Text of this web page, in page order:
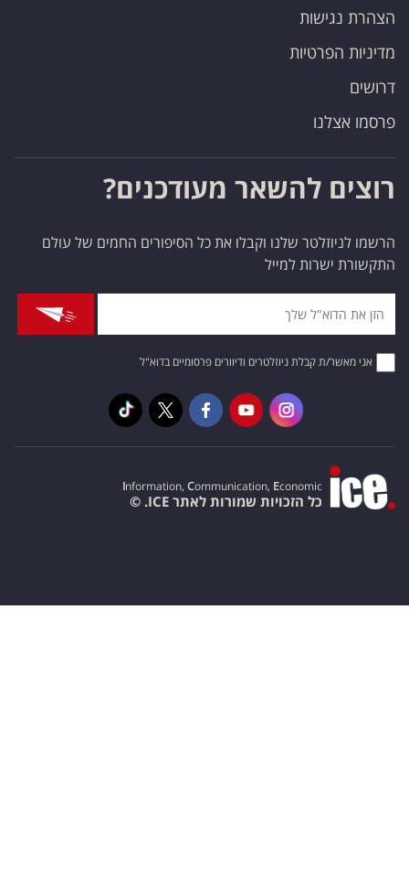
הצהרת נגישות
מדיניות הפרטיות
דרושים
פרסמו אצלנו
רוצים להשאר מעודכנים?
הרשמו לניוזלטר שלנו וקבלו את כל הסיפורים החמים של עולם
התקשורת ישרות למייל
אני מאשר/ת קבלת ניוזלטרים ודיוורים פרסומיים בדוא"ל
Information, Communication, Economic
כל הזכויות שמורות לאתר ICE. ©